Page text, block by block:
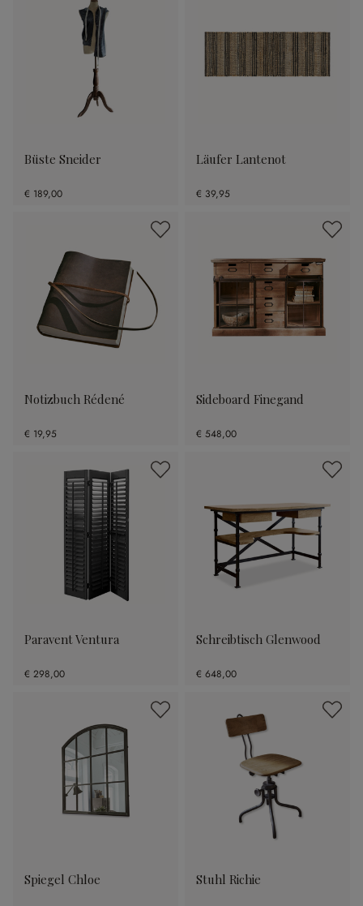
Büste Sneider
€ 189,00
Läufer Lantenot
€ 39,95
Notizbuch Rédené
€ 19,95
Sideboard Finegand
€ 548,00
Paravent Ventura
€ 298,00
Schreibtisch Glenwood
€ 648,00
Spiegel Chloe Stuhl Richie